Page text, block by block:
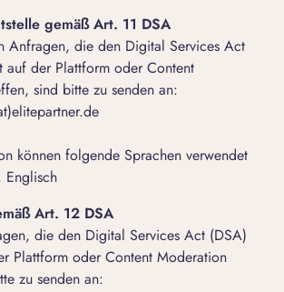
gemäß Art. 11 DSA
Anfragen, die den Digital Services Act
auf der Plattform oder Content
sind bitte zu senden an:
können folgende Sprachen verwendet
Englisch
Art. 12 DSA
die den Digital Services Act (DSA)
Plattform oder Content Moderation
zu senden an: